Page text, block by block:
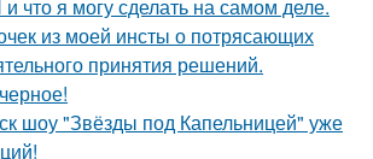
что я могу сделать на самом деле.
из моей инсты о потрясающих
принятия решений.
шоу "Звёзды под Капельницей" уже